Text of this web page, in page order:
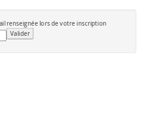
renseignée lors de votre inscription